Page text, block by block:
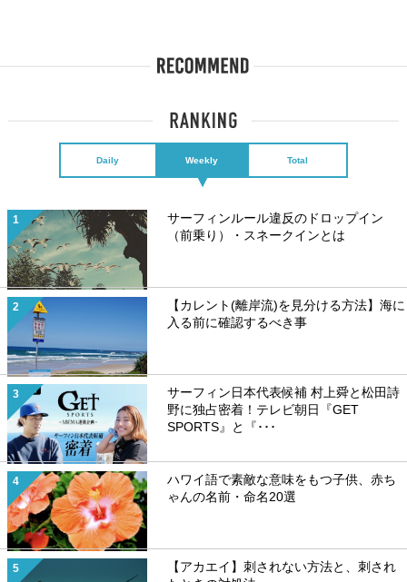
Daily Weekly Total
サーフィンルール違反のドロップイン
（前乗り）・スネークインとは
【カレント(離岸流)を見分ける方法】海に
入る前に確認するべき事
サーフィン日本代表候補 村上舜と松田詩
野に独占密着！テレビ朝日『GET
SPORTS』と『･･･
ハワイ語で素敵な意味をもつ子供、赤ち
ゃんの名前・命名20選
【アカエイ】刺されない方法と、刺され